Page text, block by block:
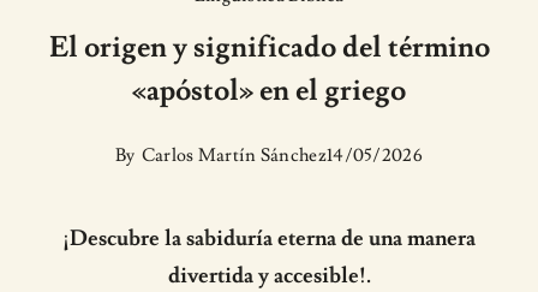
El origen y significado del término
«apóstol» en el griego
By Carlos Martín Sánchez14/05/2026
¡Descubre la sabiduría eterna de una manera
divertida y accesible!.